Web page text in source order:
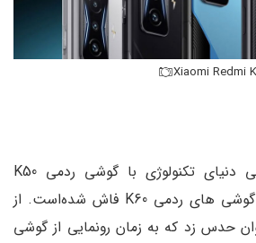
Xiaomi Redmi
مدت زیادی از رویارویی دنیای تکنولوژی با گوشی ردمی K50
نمی‌گذرد که اخباری از گوشی های ردمی K60 فاش شده‌است. از
حدس زد که به زمان رونمایی از گوشی